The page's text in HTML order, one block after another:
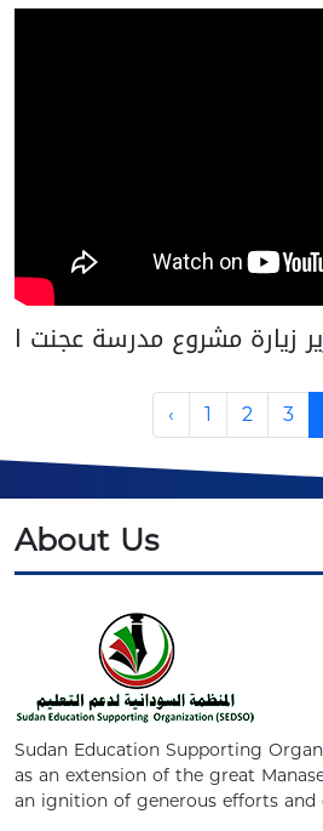
‹ 1 2 3
About Us
Sudan Education Supporting
as an extension of the great
an ignition of generous efforts